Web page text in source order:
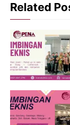
Related